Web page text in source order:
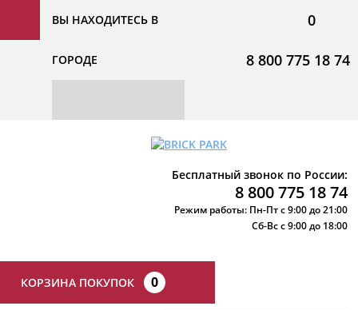
ВЫ НАХОДИТЕСЬ В
ГОРОДЕ
0
8 800 775 18 74
Бесплатный звонок по России:
8 800 775 18 74
Режим работы: Пн-Пт с 9:00 до 21:00
Сб-Вс с 9:00 до 18:00
КОРЗИНА ПОКУПОК 0